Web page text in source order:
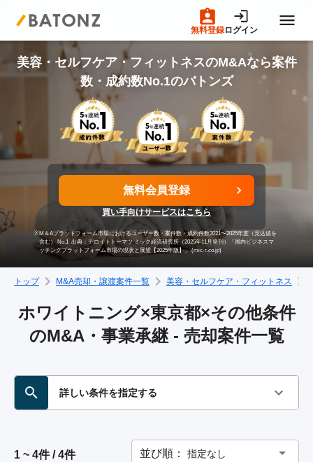
無料登録ログイン
トップページ
M&A案件一覧
売りたい方へ
買いたい方へ
成約事例
M&A専門家の方へ
美容・セルフケア・フィットネスのM&Aなら案件
数・成約数No.1のバトンズ
無料会員登録
買い手向けサービスはこちら
※M＆Aプラットフォーム市場におけるユーザー数・案件数・成約件数2021〜2025年度（見込値を
含む） No.1 出典：デロイトトーマツ ミック経済研究所（2025年11月発刊）「国内ビジネスマ
ッチングプラットフォーム市場の現状と展望【2025年版】」 (mic-r.co.jp)
トップ M&A売却・譲渡案件一覧 美容・セルフケア・フィットネス
ホワイトニング×東京都×その他条件
のM&A・事業承継 - 売却案件一覧
詳しい条件を指定する
1 ~ 4件 / 4件 並び順： 指定なし